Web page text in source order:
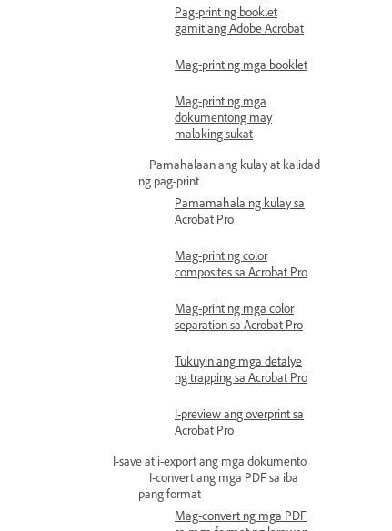
Pag-print ng booklet
gamit ang Adobe Acrobat
Mag-print ng mga booklet
Mag-print ng mga
dokumentong may
malaking sukat
Pamahalaan ang kulay at kalidad
ng pag-print
Pamamahala ng kulay sa
Acrobat Pro
Mag-print ng color
composites sa Acrobat Pro
Mag-print ng mga color
separation sa Acrobat Pro
Tukuyin ang mga detalye
ng trapping sa Acrobat Pro
I-preview ang overprint sa
Acrobat Pro
I-save at i-export ang mga dokumento
I-convert ang mga PDF sa iba
pang format
Mag-convert ng mga PDF